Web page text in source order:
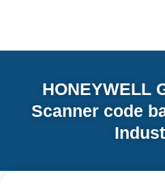
HONEYWELL
Scanner code